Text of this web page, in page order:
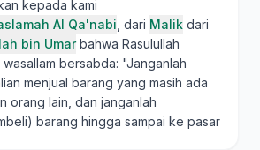
kepada kami
Al Qa'nabi , dari Malik dari
bin Umarbahwa Rasulullah
bersabda: "Janganlah
menjual barang yang masih ada
orang lain, dan janganlah
barang hingga sampai ke pasar